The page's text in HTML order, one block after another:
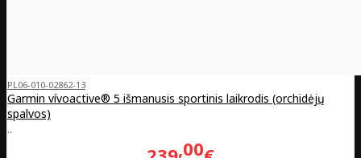
PL06-010-02862-13
Garmin vívoactive® 5 išmanusis sportinis laikrodis (orchidėjų
spalvos)
..
00